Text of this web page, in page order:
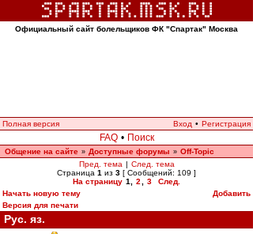
Официальный сайт болельщиков ФК "Спартак" Москва
Полная версия Вход • Регистрация
FAQ • Поиск
Общение на сайте » Доступные форумы » Off-Topic
Пред. тема | След. тема
Страница 1 из 3 [ Сообщений: 109 ]
На страницу 1 2 3
След.
Начать новую тему
Добавить
Версия для печати
Рус. яз.